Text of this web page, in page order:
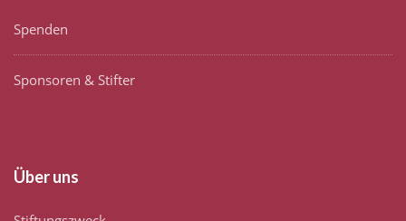
Spenden
Sponsoren & Stifter
Über uns